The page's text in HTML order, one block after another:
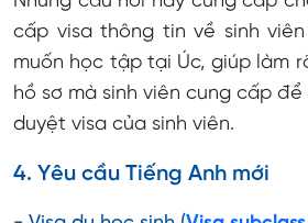
cấp visa thông tin về sinh
muốn học tập tại Úc, giúp làm
hồ sơ mà sinh viên cung cấp
duyệt visa của sinh viên.
4. Yêu cầu Tiếng Anh mới